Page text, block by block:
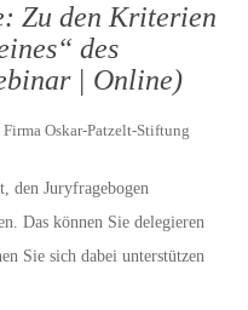
Zu den Kriterien
des
| Online)
Firma Oskar-Patzelt-Stiftung
den Juryfragebogen
Das können Sie delegieren
Sie sich dabei unterstützen